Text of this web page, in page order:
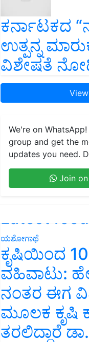
ಕರ್ನಾಟಕದ
ಉತ್ಪನ್ನ
ವಿಶೇಷತೆ
We're on
group and get the
updates you need.
Join
Latest
ಯಶೋಗಾಥೆ
ಕೃಷಿಯಿಂದ
ವಹಿವಾಟು:
ನಂತರ ಈಗ
ಮೂಲಕ ಕೃಷಿ
ತರಲಿದ್ದಾರೆ